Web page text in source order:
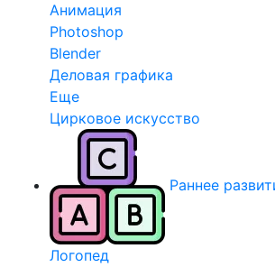
Анимация
Photoshop
Blender
Деловая графика
Еще
Цирковое искусство
Раннее
Логопед